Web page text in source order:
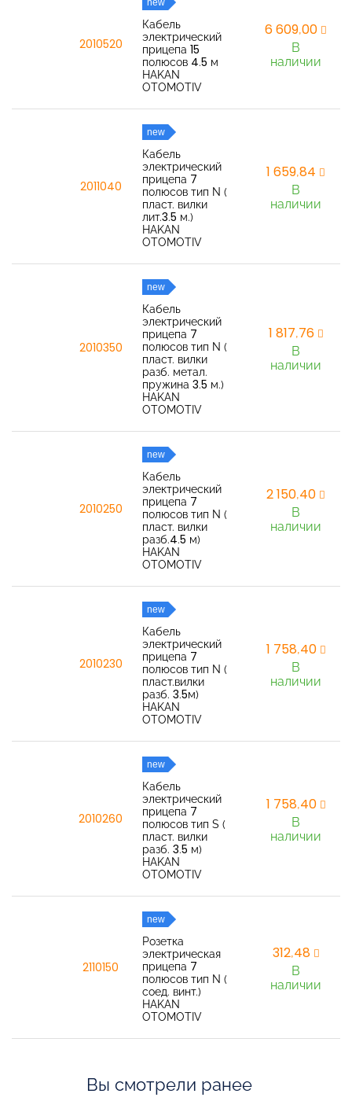
2010520
new
Кабель
электрический
прицепа 15
полюсов 4.5 м
HAKAN
OTOMOTIV
6 609,00
В
наличии
2011040
new
Кабель
электрический
прицепа 7
полюсов тип N (
пласт. вилки
лит.3.5 м.)
HAKAN
OTOMOTIV
1 659,84
В
наличии
2010350
new
Кабель
электрический
прицепа 7
полюсов тип N (
пласт. вилки
разб. метал.
пружина 3.5 м.)
HAKAN
OTOMOTIV
1 817,76
В
наличии
2010250
new
Кабель
электрический
прицепа 7
полюсов тип N (
пласт. вилки
разб.4.5 м)
HAKAN
OTOMOTIV
2 150,40
В
наличии
2010230
new
Кабель
электрический
прицепа 7
полюсов тип N (
пласт.вилки
разб. 3.5м)
HAKAN
OTOMOTIV
1 758,40
В
наличии
2010260
new
Кабель
электрический
прицепа 7
полюсов тип S (
пласт. вилки
разб. 3.5 м)
HAKAN
OTOMOTIV
1 758,40
В
наличии
2110150
new
Розетка
электрическая
прицепа 7
полюсов тип N (
соед. винт.)
HAKAN
OTOMOTIV
312,48
В
наличии
Вы смотрели ранее